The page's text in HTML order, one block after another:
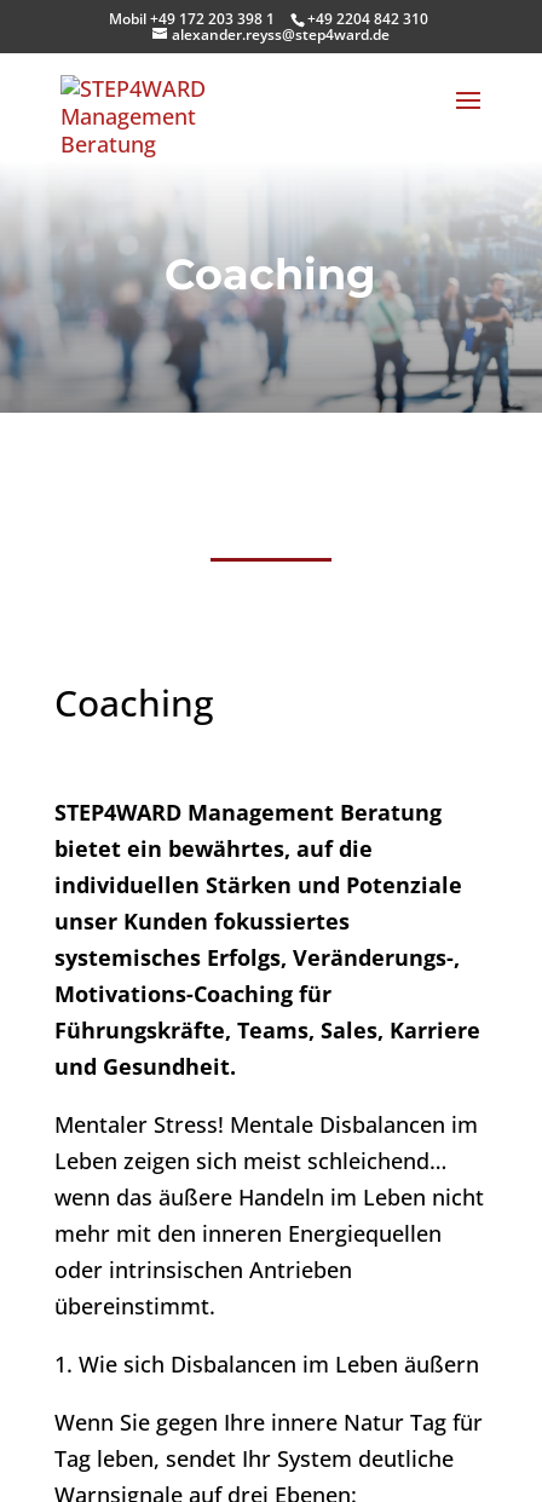
Mobil +49 172 203 398 1 +49 2204 842 310
alexander.reyss@step4ward.de
Coaching
Coaching
STEP4WARD Management Beratung
bietet ein bewährtes, auf die
individuellen Stärken und Potenziale
unser Kunden fokussiertes
systemisches Erfolgs, Veränderungs-,
Motivations-Coaching für
Führungskräfte, Teams, Sales, Karriere
und Gesundheit.
Mentaler Stress! Mentale Disbalancen im
Leben zeigen sich meist schleichend…
wenn das äußere Handeln im Leben nicht
mehr mit den inneren Energiequellen
oder intrinsischen Antrieben
übereinstimmt.
1. Wie sich Disbalancen im Leben äußern
Wenn Sie gegen Ihre innere Natur Tag für
Tag leben, sendet Ihr System deutliche
Warnsignale auf drei Ebenen: